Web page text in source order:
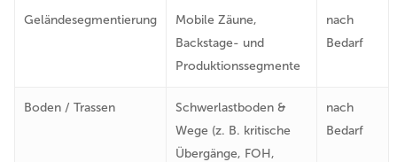
Geländesegmentierung
Mobile Zäune,
Backstage- und
Produktionssegmente
nach
Bedarf
Boden / Trassen
Schwerlastboden &
Wege (z. B. kritische
Übergänge, FOH,
nach
Bedarf